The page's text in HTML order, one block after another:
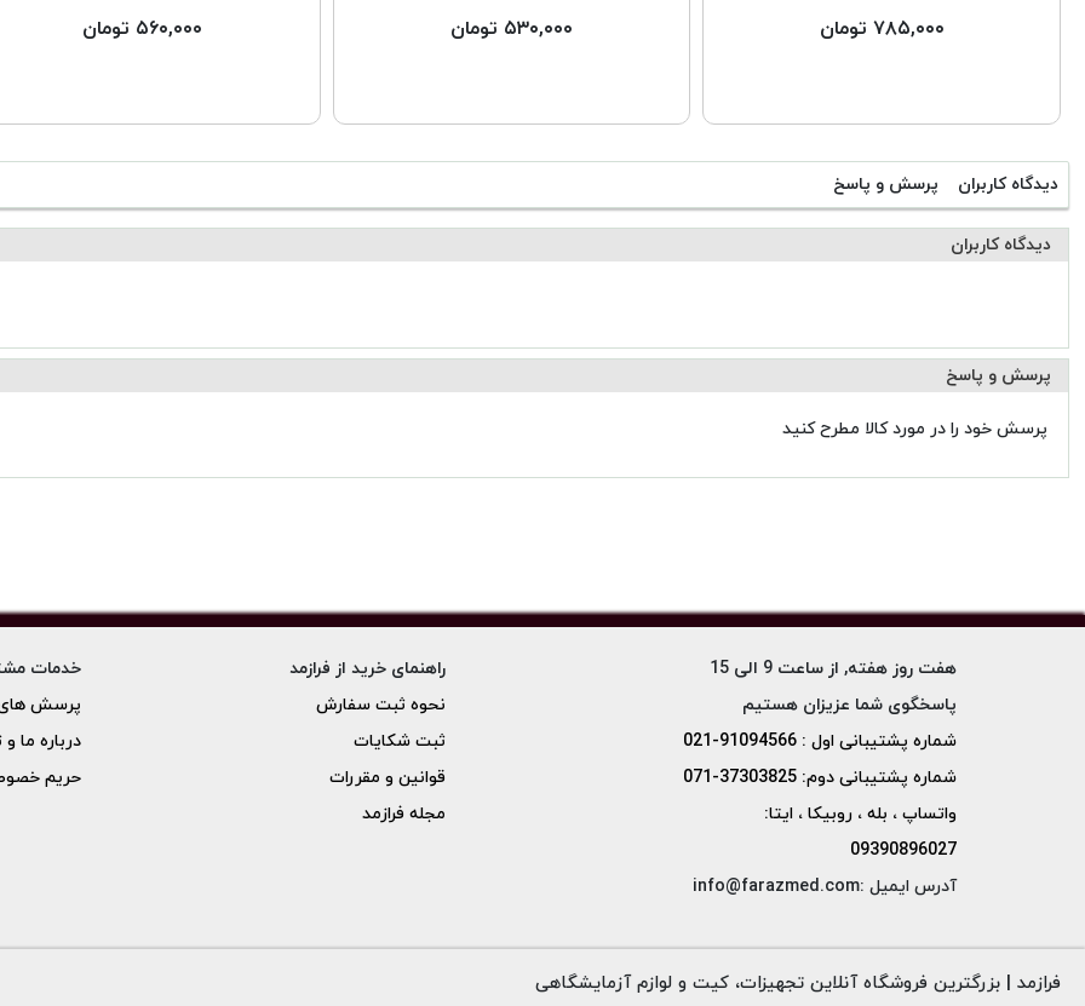
۷۸۵,۰۰۰ تومان ۵۳۰,۰۰۰ تومان ۵۶۰,۰۰۰ تومان
دیدگاه کاربران پرسش و پاسخ
دیدگاه کاربران
پرسش و پاسخ
پرسش خود را در مورد کالا مطرح کنید
هفت روز هفته, از ساعت 9 الی 15
پاسخگوی شما عزیزان هستیم
شماره پشتیبانی اول : 91094566-021
شماره پشتیبانی دوم: 37303825-071
واتساپ ، بله ، روبیکا ، ایتا:
09390896027
آدرس ایمیل :info@farazmed.com
راهنمای خرید از فرازمد
نحوه ثبت سفارش
ثبت شکایات
قوانین و مقررات
مجله فرازمد
خدمات
پرسش های
درباره ما
حریم
فرازمد | بزرگترین فروشگاه آنلاین تجهیزات، کیت و لوازم آزمایشگاهی